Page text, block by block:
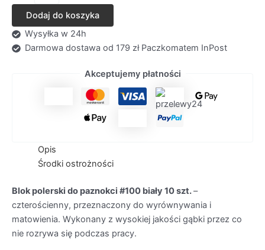
polerski
paznokci
#100
Dodaj do koszyka
Wysyłka w 24h
Darmowa dostawa od 179 zł Paczkomatem InPost
Akceptujemy płatności
Opis
Środki ostrożności
Blok polerski do paznokci #100 biały 10 szt.–
czterościenny, przeznaczony do wyrównywania i
matowienia. Wykonany z wysokiej jakości gąbki przez co
nie rozrywa się podczas pracy.